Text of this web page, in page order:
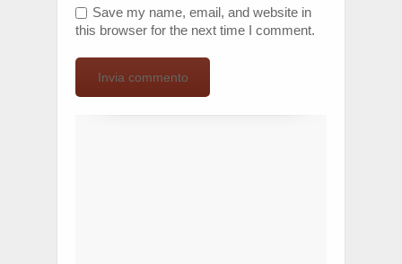
Save my name, email, and website in
this browser for the next time I comment.